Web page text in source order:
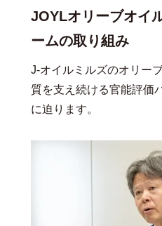
JOYLオリーブオイ
ームの取り組み
J-オイルミルズのオリー
質を支え続ける官能評価
に迫ります。